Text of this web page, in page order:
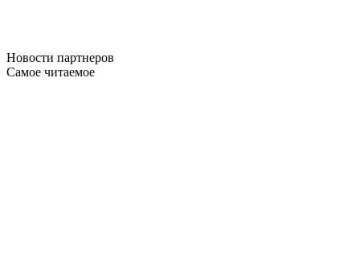
Новости партнеров
Самое читаемое